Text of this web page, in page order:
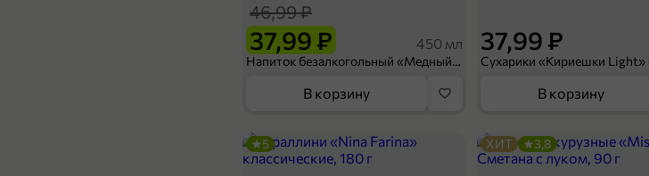
37,99 ₽
46,99 ₽
450 мл
Напиток безалкогольный «Медный Великан» Мохито-клубника, 450 мл
В корзину
37,99 ₽
В корзину
5 ХИТ 3,8